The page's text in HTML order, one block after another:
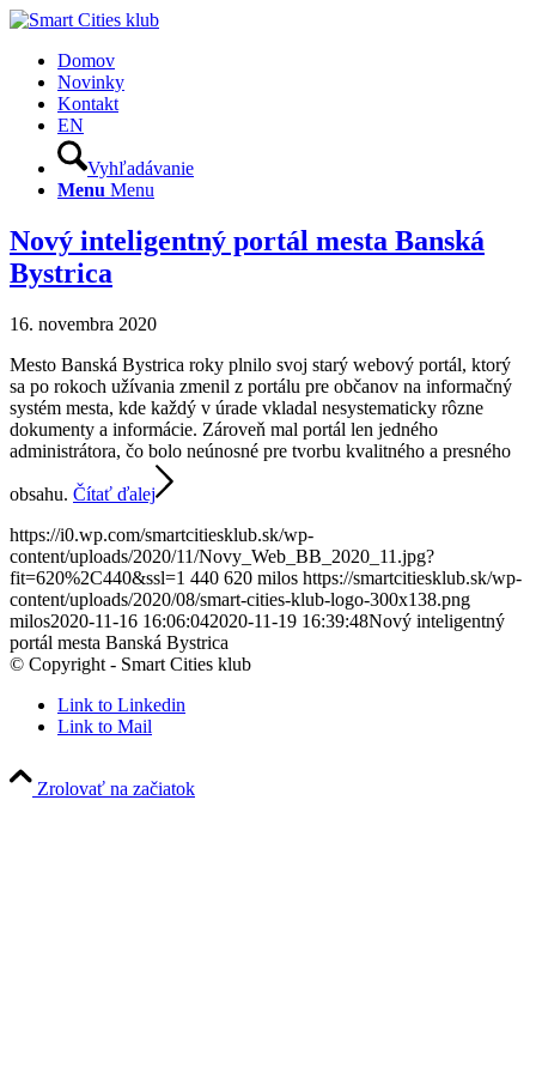
Domov
Novinky
Kontakt
EN
Vyhľadávanie
Menu Menu
Nový inteligentný portál mesta Banská
Bystrica
16. novembra 2020
Mesto Banská Bystrica roky plnilo svoj starý webový portál, ktorý
sa po rokoch užívania zmenil z portálu pre občanov na informačný
systém mesta, kde každý v úrade vkladal nesystematicky rôzne
dokumenty a informácie. Zároveň mal portál len jedného
administrátora, čo bolo neúnosné pre tvorbu kvalitného a presného
obsahu. Čítať ďalej
https://i0.wp.com/smartcitiesklub.sk/wp-
content/uploads/2020/11/Novy_Web_BB_2020_11.jpg?
fit=620%2C440&ssl=1 440 620 milos https://smartcitiesklub.sk/wp-
content/uploads/2020/08/smart-cities-klub-logo-300x138.png
milos2020-11-16 16:06:042020-11-19 16:39:48Nový inteligentný
portál mesta Banská Bystrica
© Copyright - Smart Cities klub
Link to Linkedin
Link to Mail
Zrolovať na začiatok